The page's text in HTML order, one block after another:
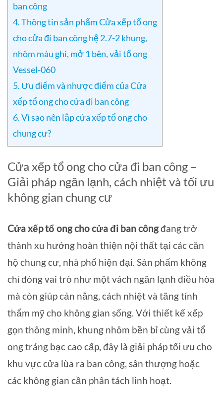
ban công
4. Thông tin sản phẩm Cửa xếp tổ ong
cho cửa đi ban công hệ 2.7-2 khung,
nhôm màu ghi, mở 1 bên, vải tổ ong
Vessel-060
5. Ưu điểm và nhược điểm của Cửa
xếp tổ ong cho cửa đi ban công
6. Vì sao nên lắp cửa xếp tổ ong cho
chung cư?
Cửa xếp tổ ong cho cửa đi ban công –
Giải pháp ngăn lạnh, cách nhiệt và tối ưu
không gian chung cư
Cửa xếp tổ ong cho cửa đi ban côngđang trở
thành xu hướng hoàn thiện nội thất tại các căn
hộ chung cư, nhà phố hiện đại. Sản phẩm không
chỉ đóng vai trò như một vách ngăn lạnh điều hòa
mà còn giúp cản nắng, cách nhiệt và tăng tính
thẩm mỹ cho không gian sống. Với thiết kế xếp
gọn thông minh, khung nhôm bền bỉ cùng vải tổ
ong tráng bạc cao cấp, đây là giải pháp tối ưu cho
khu vực cửa lùa ra ban công, sân thượng hoặc
các không gian cần phân tách linh hoạt.